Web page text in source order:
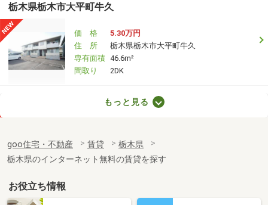
栃木県栃木市大平町牛久
価 格
5.30万円
住 所
栃木県栃木市大平町牛久
専有面積 46.6m²
間取り
2DK
専有面積
51.3m²
間取り
1LDK
栃木県宇都宮市茂原町
もっと見る
goo住宅・不動産 賃貸
栃木県
栃木県のインターネット無料の賃貸を探す
お役立ち情報